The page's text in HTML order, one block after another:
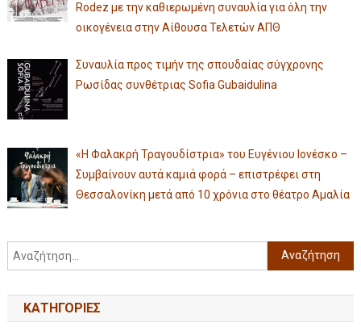
Rodez με την καθιερωμένη συναυλία για όλη την
οικογένεια στην Αίθουσα Τελετών ΑΠΘ
Συναυλία προς τιμήν της σπουδαίας σύγχρονης
Ρωσίδας συνθέτριας Sofia Gubaidulina
«Η Φαλακρή Τραγουδίστρια» του Ευγένιου Ιονέσκο –
Συμβαίνουν αυτά καμιά φορά – επιστρέφει στη
Θεσσαλονίκη μετά από 10 χρόνια στο θέατρο Αμαλία
KΑΤΗΓΟΡΊΕΣ